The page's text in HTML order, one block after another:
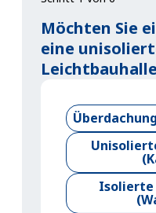
Möchten Sie
eine
Überdachung
Isolierte